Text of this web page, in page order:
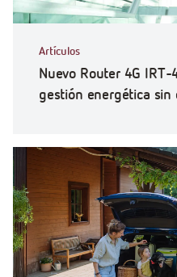
Artículos
Nuevo Router 4G
gestión energética sin